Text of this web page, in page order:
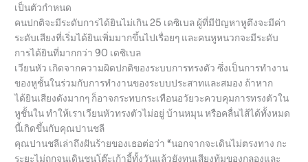
เป็นตัวกำหนด
คนปกติจะมีระดับการได้ยินไม่เกิน 25 เดซิเบล ผู้ที่มีปัญหาหูตึงจะมีค่า
ระดับเสียงที่เริ่มได้ยินเพิ่มมากขึ้นไปเรื่อยๆ และคนหูหนวกจะมีระดับ
การได้ยินที่มากกว่า 90 เดซิเบล
เวียนหัว เกิดจากความผิดปกติของระบบการทรงตัว ซึ่งเป็นการทำงาน
ของหูชั้นในร่วมกับการทำงานของระบบประสาทและสมอง ถ้าหาก
ได้ยินเสียงดังมากๆ ก็อาจกระทบกระเทือนอวัยวะควบคุมการทรงตัวใน
หูชั้นใน ทำให้เราเวียนหัวทรงตัวไม่อยู่ บ้านหมุน หรือคลื่นไส้ได้ทั้งหมด
นี้เกิดขึ้นกับคุณปานชลี
คุณปานชลีเล่าถึงฝันร้ายของเธอต่อว่า “นอกจากจะเดินไม่ตรงทาง กะ
ระยะไม่ถูกจนเดินชนโต๊ะเก้าอี้ทั้งวันแล้วยังทนเสียงทุ้มของกลองและ